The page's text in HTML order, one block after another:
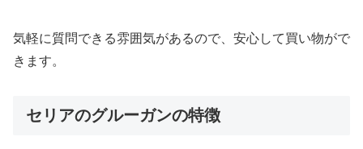
気軽に質問できる雰囲気があるので、安心して買い物がで
きます。
セリアのグルーガンの特徴